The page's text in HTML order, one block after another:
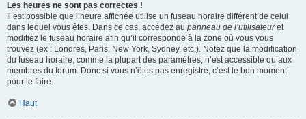
Les heures ne sont pas correctes !
Il est possible que l’heure affichée utilise un fuseau horaire différent de celui
dans lequel vous êtes. Dans ce cas, accédez au panneau de l’utilisateuret
modifiez le fuseau horaire afin qu’il corresponde à la zone où vous vous
trouvez (ex : Londres, Paris, New York, Sydney, etc.). Notez que la modification
du fuseau horaire, comme la plupart des paramètres, n’est accessible qu’aux
membres du forum. Donc si vous n’êtes pas enregistré, c’est le bon moment
pour le faire.
Haut